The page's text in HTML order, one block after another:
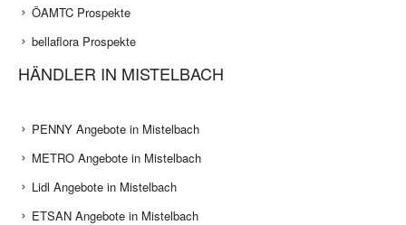
ÖAMTC Prospekte
bellaflora Prospekte
HÄNDLER IN MISTELBACH
PENNY Angebote in Mistelbach
METRO Angebote in Mistelbach
Lidl Angebote in Mistelbach
ETSAN Angebote in Mistelbach